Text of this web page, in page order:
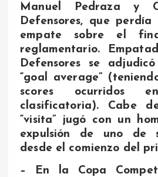
Manuel Pedraza y
Defensores, que
empate sobre el
reglamentario.
Defensores se
“goal average”
scores ocurridos
clasificatoria). Cabe
“visita” jugó con un
expulsión de uno de
desde el comienzo del
– En la Copa